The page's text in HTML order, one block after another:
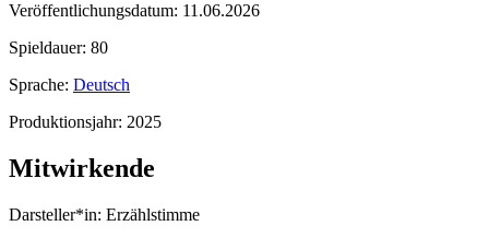
Veröffentlichungsdatum: 11.06.2026
Spieldauer: 80
Sprache: Deutsch
Produktionsjahr: 2025
Mitwirkende
Darsteller*in: Erzählstimme